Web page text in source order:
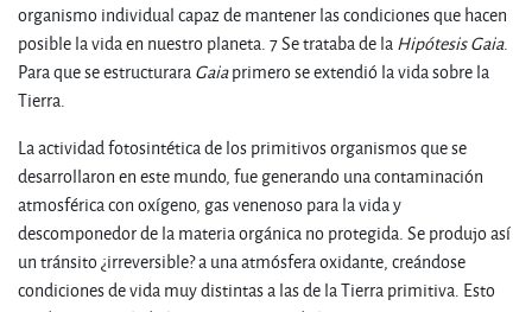
organismo individual capaz de mantener las condiciones que hacen
posible la vida en nuestro planeta. 7 Se trataba de laHipótesis Gaia.
Para que se estructuraraGaiaprimero se extendió la vida sobre la
Tierra.
La actividad fotosintética de los primitivos organismos que se
desarrollaron en este mundo, fue generando una contaminación
atmosférica con oxígeno, gas venenoso para la vida y
descomponedor de la materia orgánica no protegida. Se produjo así
un tránsito ¿irreversible? a una atmósfera oxidante, creándose
condiciones de vida muy distintas a las de la Tierra primitiva. Esto